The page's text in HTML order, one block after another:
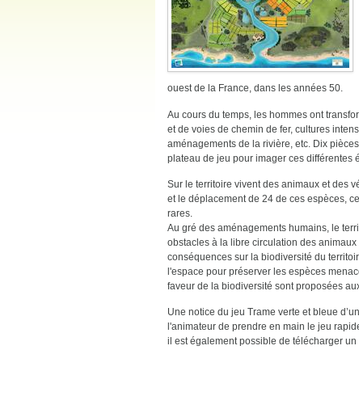
ouest de la France, dans les années 50.
Au cours du temps, les hommes ont
et de voies de chemin de fer, cultures
aménagements de la rivière, etc. Dix
plateau de jeu pour imager ces différentes
Sur le territoire vivent des animaux et des
et le déplacement de 24 de ces espèces,
rares.
Au gré des aménagements humains, le
obstacles à la libre circulation des
conséquences sur la biodiversité du
l'espace pour préserver les espèces
faveur de la biodiversité sont proposées
Une notice du jeu Trame verte et bleue
l'animateur de prendre en main le jeu
il est également possible de télécharger